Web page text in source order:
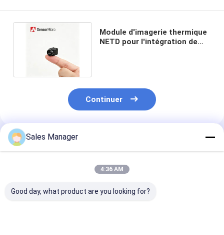
Module d'imagerie thermique
NETD pour l'intégration de
Continuer
Produits Recommandés
Sales Manager
4:36 AM
Good day, what product are you looking for?